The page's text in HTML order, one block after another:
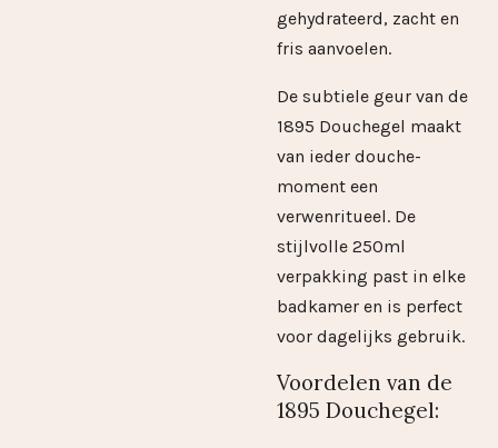
gehydrateerd, zacht en
fris aanvoelen.
De subtiele geur van de
1895 Douchegel maakt
van ieder douche­
moment een
verwenritueel. De
stijlvolle 250ml
verpakking past in elke
badkamer en is perfect
voor dagelijks gebruik.
Voordelen van de
1895 Douchegel: